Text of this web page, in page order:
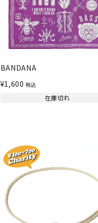
BANDANA
¥1,600 税込
在庫切れ